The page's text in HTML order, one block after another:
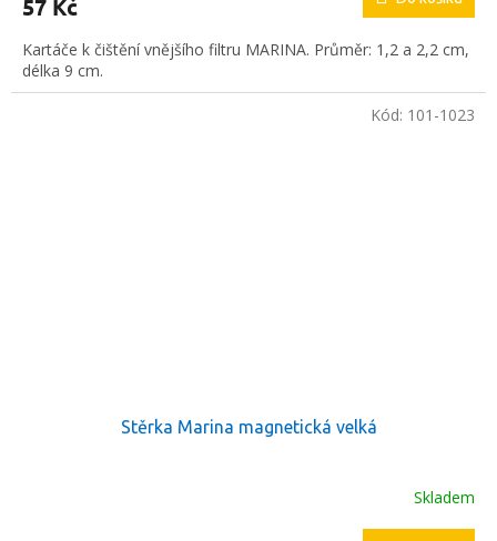
57 Kč
Kartáče k čištění vnějšího filtru MARINA. Průměr: 1,2 a 2,2 cm,
délka 9 cm.
Stěrka Marina magnetická velká
Skladem
Kód: 101-1023